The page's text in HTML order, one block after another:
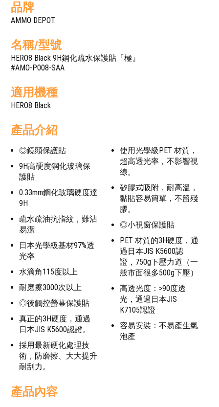
品牌
AMMO DEPOT.
名稱/型號
HERO8 Black 9H鋼化疏水保護貼『極』
#AMO-P008-SAA
適用機種
HERO8 Black
產品介紹
◎鏡頭保護貼
9H高硬度鋼化玻璃保
護貼
0.33mm鋼化玻璃硬度達
9H
疏水疏油抗指紋，難沾
易潔
日本光學級基材97%透
光率
水滴角115度以上
耐磨擦3000次以上
◎後觸控螢幕保護貼
真正的3H硬度，通過
日本JIS K5600認證。
採用最新硬化處理技
術，防磨擦、大大提升
耐刮力。
使用光學級PET 材質，
超高透光率，不影響視
線。
矽膠式吸附，耐高溫，
黏貼容易簡單，不留殘
膠。
◎小視窗保護貼
PET 材質的3H硬度，通
過日本JIS K5600認
證，750g下壓力道（一
般市面很多500g下壓）
高透光度：>90度透
光，通過日本JIS
K7105認證
容易安裝：不易產生氣
泡產
產品內容